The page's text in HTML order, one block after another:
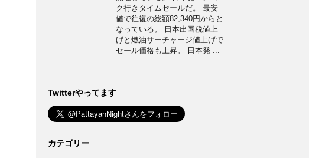
ク行きタイムセールだ。 最安
値で往復の総額82,340円からと
なっている。 日本出国税値上
げと燃油サーチャージ値上げで
セール価格も上昇。 日本発 ...
Twitterやってます
カテゴリー